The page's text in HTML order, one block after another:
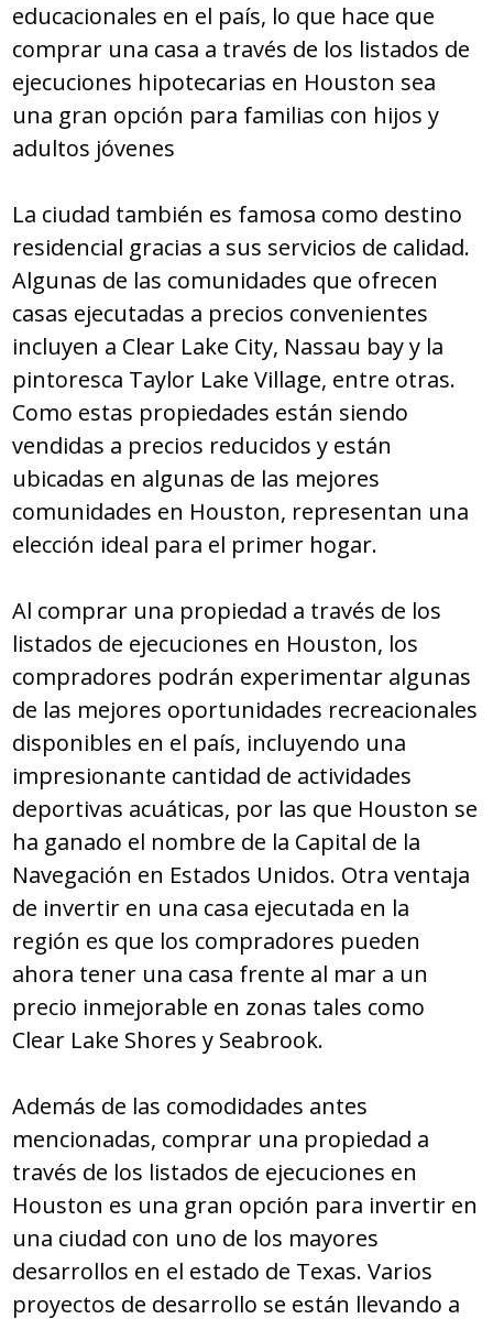
educacionales en el país, lo que hace que
comprar una casa a través de los listados de
ejecuciones hipotecarias en Houston sea
una gran opción para familias con hijos y
adultos jóvenes
La ciudad también es famosa como destino
residencial gracias a sus servicios de calidad.
Algunas de las comunidades que ofrecen
casas ejecutadas a precios convenientes
incluyen a Clear Lake City, Nassau bay y la
pintoresca Taylor Lake Village, entre otras.
Como estas propiedades están siendo
vendidas a precios reducidos y están
ubicadas en algunas de las mejores
comunidades en Houston, representan una
elección ideal para el primer hogar.
Al comprar una propiedad a través de los
listados de ejecuciones en Houston, los
compradores podrán experimentar algunas
de las mejores oportunidades recreacionales
disponibles en el país, incluyendo una
impresionante cantidad de actividades
deportivas acuáticas, por las que Houston se
ha ganado el nombre de la Capital de la
Navegación en Estados Unidos. Otra ventaja
de invertir en una casa ejecutada en la
región es que los compradores pueden
ahora tener una casa frente al mar a un
precio inmejorable en zonas tales como
Clear Lake Shores y Seabrook.
Además de las comodidades antes
mencionadas, comprar una propiedad a
través de los listados de ejecuciones en
Houston es una gran opción para invertir en
una ciudad con uno de los mayores
desarrollos en el estado de Texas. Varios
proyectos de desarrollo se están llevando a